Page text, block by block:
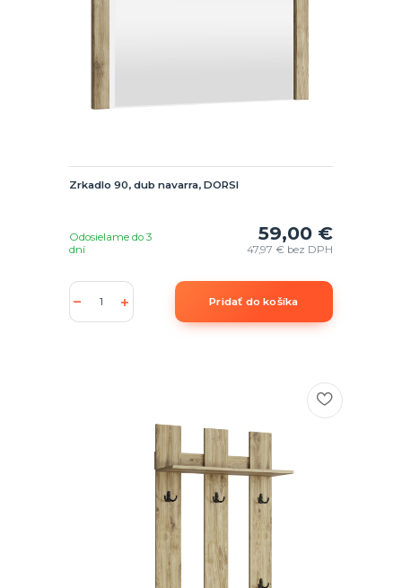
Zrkadlo 90, dub navarra, DORSI
59,00 €
47,97 € bez DPH
Odosielame do 3
dní
Pridať do košíka